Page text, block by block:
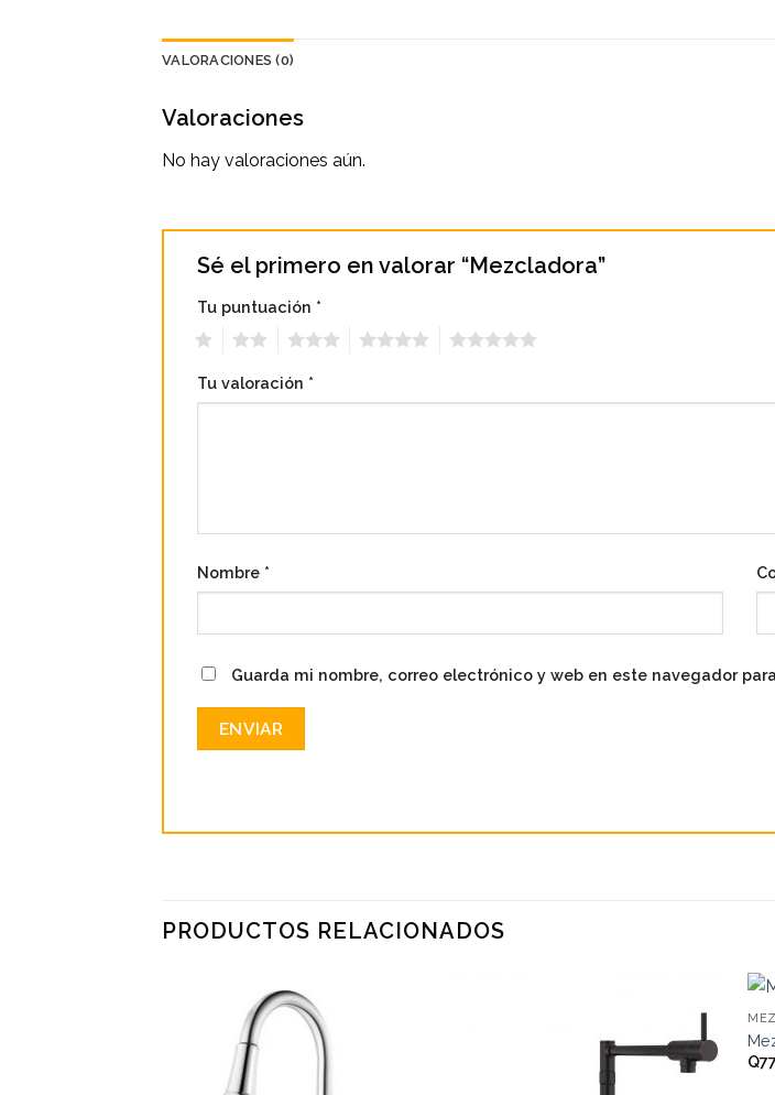
VALORACIONES (0)
Valoraciones
No hay valoraciones aún.
Sé el primero en valorar “Mezcladora”
Tu puntuación *
Tu valoración *
Nombre *
Guarda mi nombre, correo electrónico y web en este navegador
PRODUCTOS RELACIONADOS
wishlist
Q